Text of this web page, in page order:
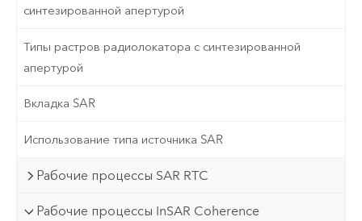
синтезированной апертурой
Типы растров радиолокатора с синтезированной
апертурой
Вкладка SAR
Использование типа источника SAR
Рабочие процессы SAR RTC
Рабочие процессы InSAR Coherence